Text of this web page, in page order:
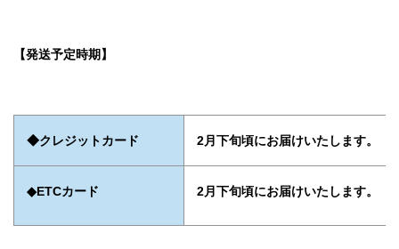
【発送予定時期】
◆クレジットカード 2月下旬頃にお届けいたします。
◆ETCカード 2月下旬頃にお届けいたします。